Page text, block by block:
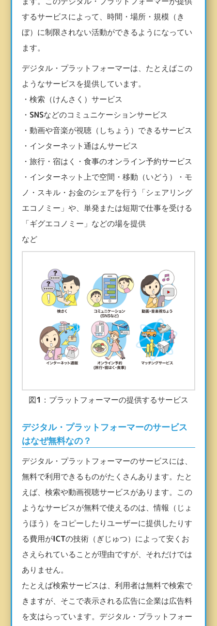
するサービスによって、時間・場所・規模（き
ぼ）に制限されない活動ができるようになってい
ます。
デジタル・プラットフォーマーは、たとえばこの
ようなサービスを提供しています。
・検索（けんさく）サービス
・ SNSなどのコミュニケーションサービス
・動画や音楽が視聴（しちょう）できるサービス
・インターネット通はんサービス
・旅行・宿はく・食事のオンライン予約サービス
・インターネット上で空間・移動（いどう）・モ
ノ・スキル・お金のシェアを行う「シェアリング
エコノミー」や、単発または短期で仕事を受ける
「ギグエコノミー」などの場を提供
など
図1：プラットフォーマーの提供するサービス
デジタル・プラットフォーマーのサービス
はなぜ無料なの？
デジタル・プラットフォーマーのサービスには、
無料で利用できるものがたくさんあります。たと
えば、検索や動画視聴サービスがあります。この
ようなサービスが無料で使えるのは、情報（じょ
うほう）をコピーしたりユーザーに提供したりす
る費用がICTの技術（ぎじゅつ）によって安くお
さえられていることが理由ですが、それだけでは
ありません。
たとえば検索サービスは、利用者は無料で検索で
きますが、そこで表示される広告に企業は広告料
を支はらっています。デジタル・プラットフォー